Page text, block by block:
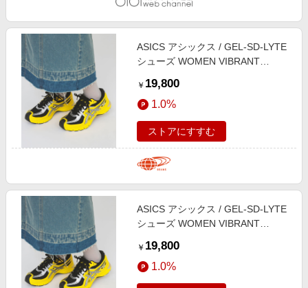
ASICS アシックス / GEL-SD-LYTE
シューズ WOMEN VIBRANT
￥ 19,800
1.0%
ストアにすすむ
ASICS アシックス / GEL-SD-LYTE
シューズ WOMEN VIBRANT
￥ 19,800
1.0%